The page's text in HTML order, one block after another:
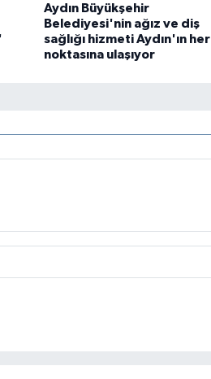
Aydın Büyükşehir
Belediyesi'nin ağız ve diş
sağlığı hizmeti Aydın'ın her
noktasına ulaşıyor